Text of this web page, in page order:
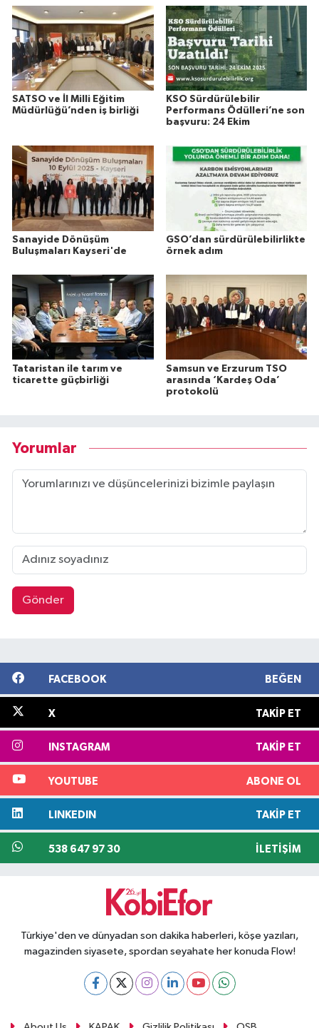
SATSO ve İl Milli Eğitim
Müdürlüğü’nden iş birliği
KSO Sürdürülebilir
Performans Ödülleri’ne son
başvuru: 24 Ekim
Sanayide Dönüşüm
Buluşmaları Kayseri'de
GSO’dan sürdürülebilirlikte
örnek adım
Tataristan ile tarım ve
ticarette güçbirliği
Samsun ve Erzurum TSO
arasında ‘Kardeş Oda’
protokolü
Yorumlar
Gönder
FACEBOOK BEĞEN
X TAKIP ET
INSTAGRAM TAKIP ET
YOUTUBE ABONE OL
LINKEDIN TAKIP ET
538 647 97 30 İLETIŞIM
Türkiye'den ve dünyadan son dakika haberleri, köşe yazıları,
magazinden siyasete, spordan seyahate her konuda Flow!